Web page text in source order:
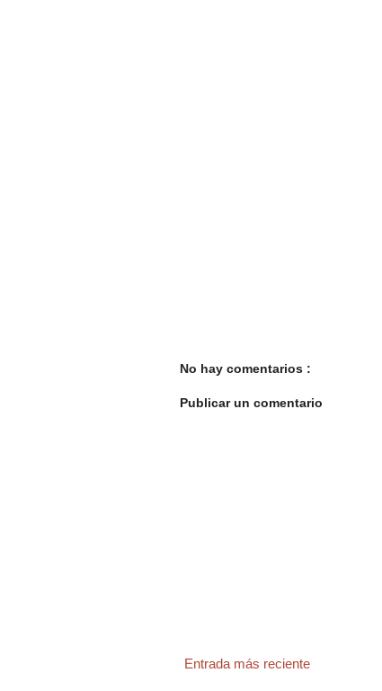
No hay comentarios :
Publicar un comentario
Entrada más reciente